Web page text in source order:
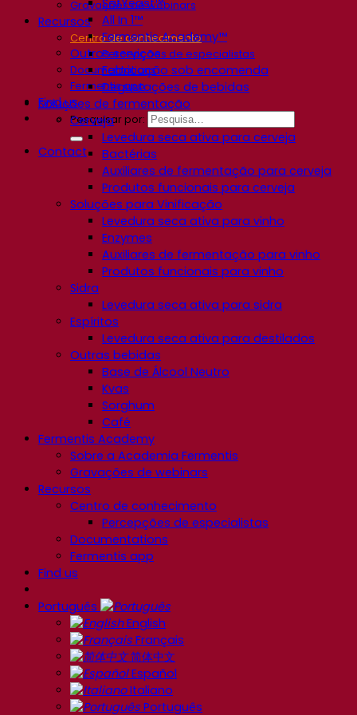
Gravações de webinars
Recursos
Centro de conhecimento
Percepções de especialistas
Documentations
Fermentis app
Find us
Pesquisar por:
Contact
All In 1™
Fermentis Academy™
Outros serviços
Fabricação sob encomenda
Degustações de bebidas
Soluções de fermentação
Cerveja
Levedura seca ativa para cerveja
Bactérias
Auxiliares de fermentação para cerveja
Produtos funcionais para cerveja
Soluções para Vinificação
Levedura seca ativa para vinho
Enzymes
Auxiliares de fermentação para vinho
Produtos funcionais para vinho
Sidra
Levedura seca ativa para sidra
Espíritos
Levedura seca ativa para destilados
Outras bebidas
Base de Álcool Neutro
Kvas
Sorghum
Café
Fermentis Academy
Sobre a Academia Fermentis
Gravações de webinars
Recursos
Centro de conhecimento
Percepções de especialistas
Documentations
Fermentis app
Find us
Português
English
Français
简体中文
Español
Italiano
Português